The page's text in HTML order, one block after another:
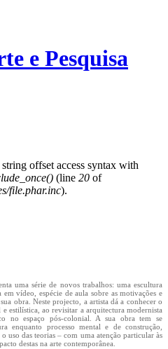
e Pesquisa
offset access syntax with
(line 20 of
file.phar.inc).
uma série de novos trabalhos: uma escultura
vídeo, espécie de aula sobre as motivações e
obra. Neste projecto, a artista dá a conhecer o
estilística, ao revisitar a arquitectura modernista
no espaço pós-colonial. A sua obra tem se
enquanto processo mental e de construção,
uso das teorias – com uma atenção particular às
destas na arte contemporânea.